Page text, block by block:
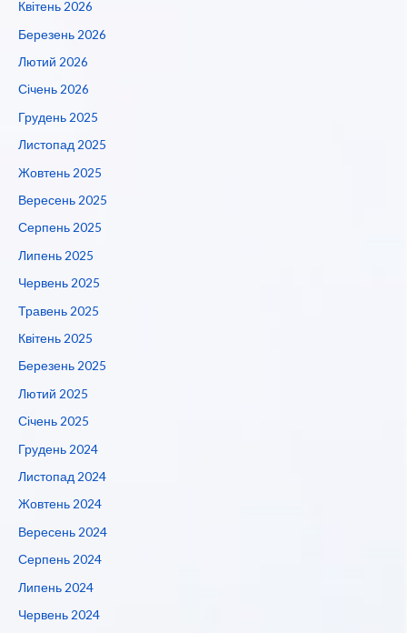
Квітень 2026
Березень 2026
Лютий 2026
Січень 2026
Грудень 2025
Листопад 2025
Жовтень 2025
Вересень 2025
Серпень 2025
Липень 2025
Червень 2025
Травень 2025
Квітень 2025
Березень 2025
Лютий 2025
Січень 2025
Грудень 2024
Листопад 2024
Жовтень 2024
Вересень 2024
Серпень 2024
Липень 2024
Червень 2024